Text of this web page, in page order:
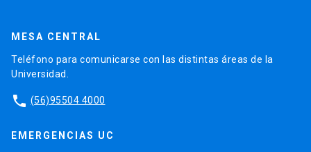
MESA CENTRAL
Teléfono para comunicarse con las distintas áreas de la
Universidad.
phone (56)95504 4000
EMERGENCIAS UC